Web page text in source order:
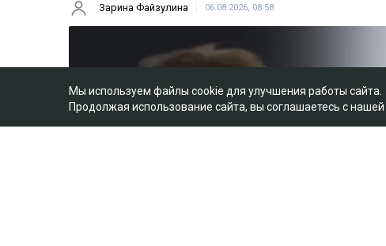
Зарина Файзулина 06.08.2026, 08:58
Мы используем файлы cookie для улучшения работы сайта.
Продолжая использование сайта, вы соглашаетесь с нашей